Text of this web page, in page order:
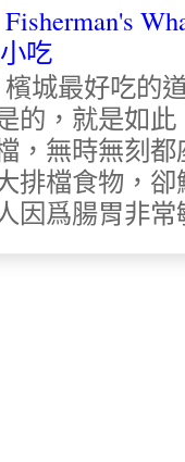
吃
城最好吃的
的，就是如
，無時無刻
排檔食物，
因爲腸胃非